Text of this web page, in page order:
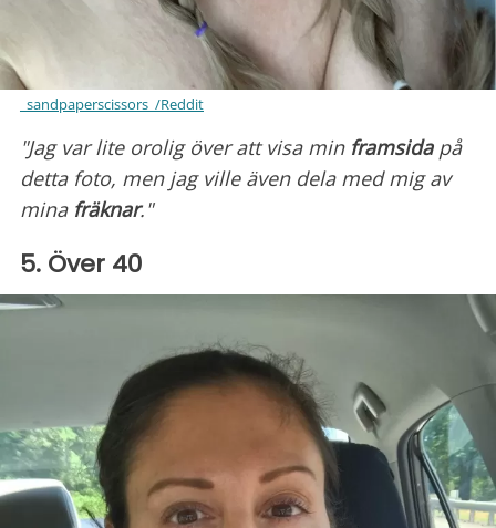
_sandpaperscissors_/Reddit
"Jag var lite orolig över att visa min framsidapå
detta foto, men jag ville även dela med mig av
mina fräknar."
5. Över 40